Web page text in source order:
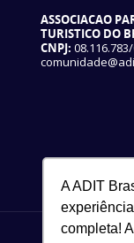
A ADIT
completa!
ASSOCIACAO
TURISTICO DO
CNPJ: